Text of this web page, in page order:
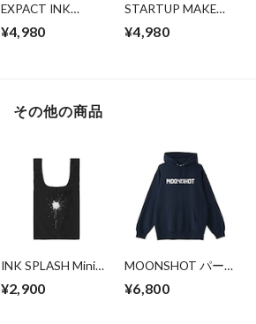
EXPACT INK
¥4,980
STARTUP MAKE
¥4,980
その他の商品
INK SPLASH Mini
Eco Bag
¥2,900
MOONSHOT パー
カー
¥6,800